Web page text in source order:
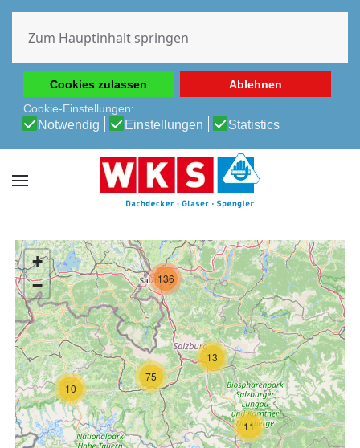
Erfahrung auf unserer Website zu ermöglichen.
Cookie-Richtlinie
Datenschutz-Bestimmungen
Cookies zulassen
Ablehnen
Cookie-Einstellungen:
Notwendig Einstellungen Statistics
Zum Hauptinhalt springen
10
11
13
75
136
+
−